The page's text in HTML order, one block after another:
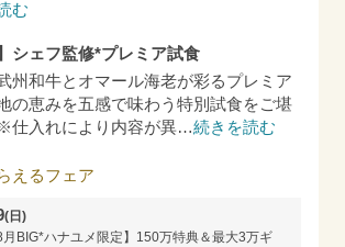
む
シェフ監修*プレミア試食
州和牛とオマール海老が彩るプレミア
の恵みを五感で味わう特別試食をご堪
仕入れにより内容が異…続きを読む
えるフェア
(日)
8月BIG*ハナユメ限定】150万特典＆最大3万ギ